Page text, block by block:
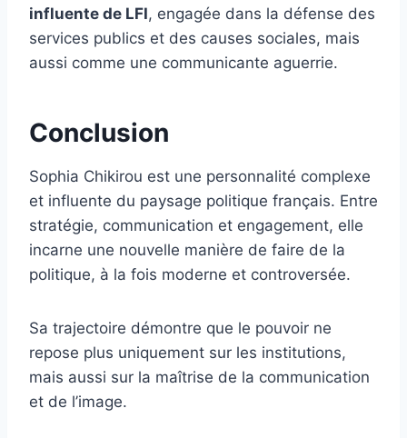
influente de LFI, engagée dans la défense des
services publics et des causes sociales, mais
aussi comme une communicante aguerrie.
Conclusion
Sophia Chikirou est une personnalité complexe
et influente du paysage politique français. Entre
stratégie, communication et engagement, elle
incarne une nouvelle manière de faire de la
politique, à la fois moderne et controversée.
Sa trajectoire démontre que le pouvoir ne
repose plus uniquement sur les institutions,
mais aussi sur la maîtrise de la communication
et de l’image.